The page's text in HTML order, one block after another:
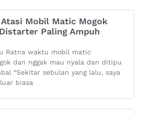
Mobil Matic Mogok
Paling Ampuh
Ratna waktu mobil matic
dan nggak mau nyala dan ditipu
“Sekitar sebulan yang lalu, saya
biasa